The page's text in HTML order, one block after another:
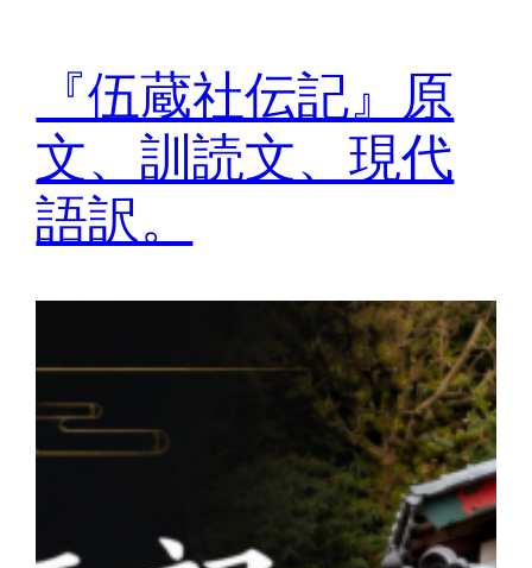
『伍蔵社伝記』原
文、訓読文、現代
語訳。